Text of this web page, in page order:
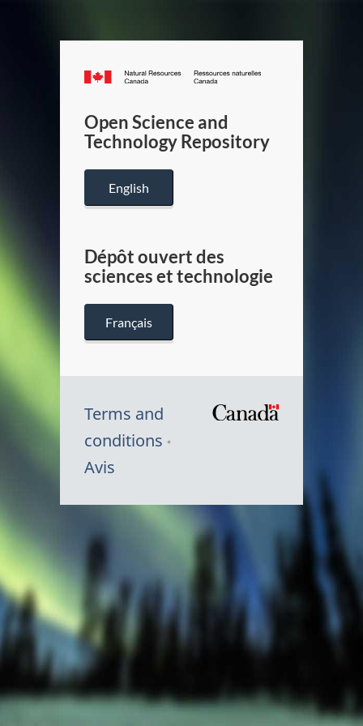
Canada.ca
/
Canada
Open Science and
Technology Repository
English
Dépôt ouvert des
sciences et technologie
Français
Terms and
conditions
Avis
Canada